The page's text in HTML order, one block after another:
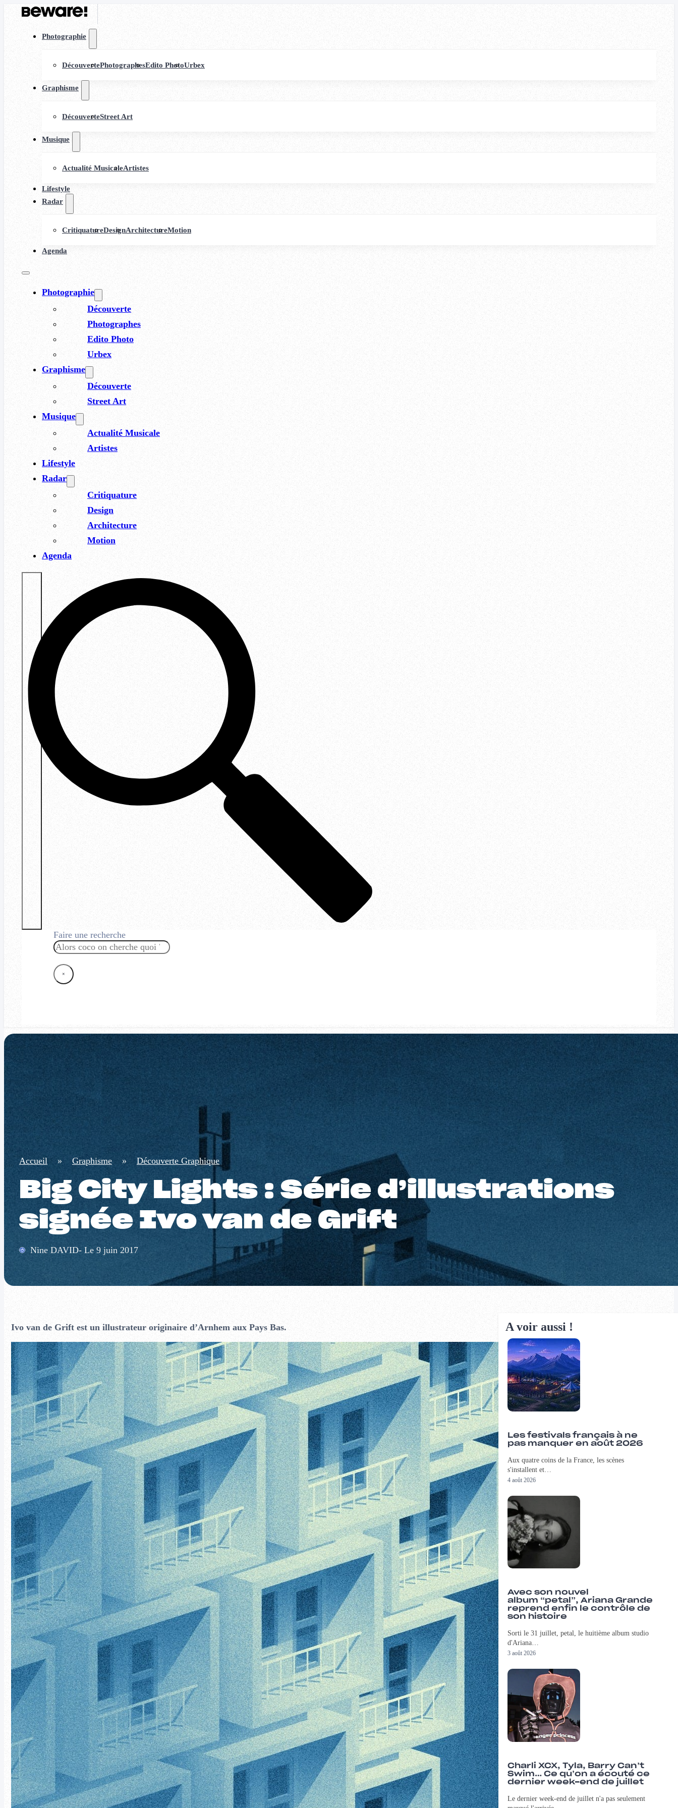
Photographie
DécouvertePhotographesEdito PhotoUrbex
Graphisme
DécouverteStreet Art
Musique
Actualité MusicaleArtistes
Lifestyle
Radar
CritiquatureDesignArchitectureMotion
Agenda
Photographie
Découverte
Photographes
Edito Photo
Urbex
Graphisme
Découverte
Street Art
Musique
Actualité Musicale
Artistes
Lifestyle
Radar
Critiquature
Design
Architecture
Motion
Agenda
Faire une recherche
Rechercher
×
Accueil » Graphisme » Découverte Graphique
Big City Lights : Série d’illustrations
signée Ivo van de Grift
Nine DAVID- Le 9 juin 2017
Ivo van de Grift est un illustrateur originaire d’Arnhem aux Pays Bas. A voir aussi !
Les festivals français à ne
pas manquer en août 2026
Aux quatre coins de la France, les scènes
s'installent et…
4 août 2026
Avec son nouvel
album “petal”, Ariana Grande
reprend enfin le contrôle de
son histoire
Sorti le 31 juillet, petal, le huitième album studio
d'Ariana…
3 août 2026
Charli XCX, Tyla, Barry Can’t
Swim… Ce qu’on a écouté ce
dernier week-end de juillet
Le dernier week-end de juillet n'a pas seulement